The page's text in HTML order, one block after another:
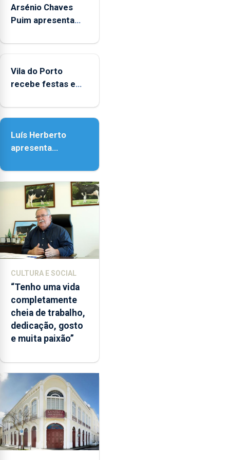
durante
o
de
entre
as
e
as
18h00.
Arsénio Chaves
Puim apresenta
de Vila do Porto
Vila do Porto
recebe festas em
Senhora da
Luís Herberto
apresenta
Paisagem’
CULTURA E SOCIAL
“Tenho uma vida
completamente
cheia de trabalho,
dedicação, gosto
e muita paixão”